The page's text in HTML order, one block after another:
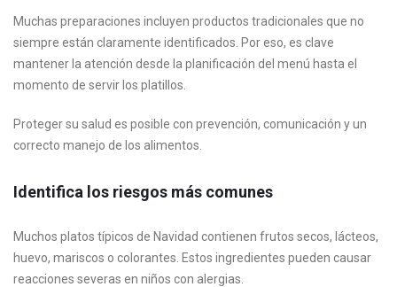
Muchas preparaciones incluyen productos tradicionales que no
siempre están claramente identificados. Por eso, es clave
mantener la atención desde la planificación del menú hasta el
momento de servir los platillos.
Proteger su salud es posible con prevención, comunicación y un
correcto manejo de los alimentos.
Identifica los riesgos más comunes
Muchos platos típicos de Navidad contienen frutos secos, lácteos,
huevo, mariscos o colorantes. Estos ingredientes pueden causar
reacciones severas en niños con alergias.